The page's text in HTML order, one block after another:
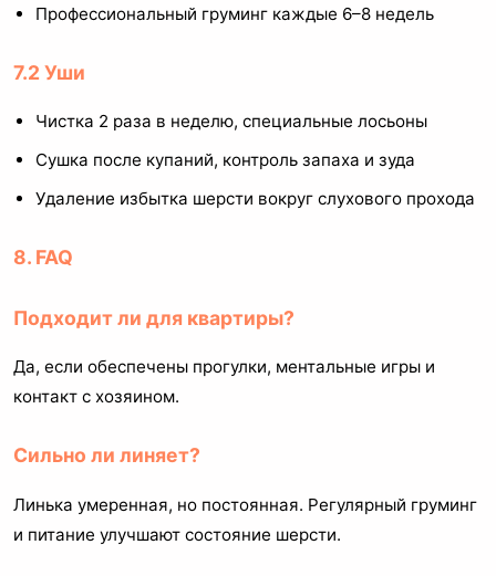
Профессиональный груминг каждые 6–8 недель
7.2 Уши
Чистка 2 раза в неделю, специальные лосьоны
Сушка после купаний, контроль запаха и зуда
Удаление избытка шерсти вокруг слухового прохода
8. FAQ
Подходит ли для квартиры?
Да, если обеспечены прогулки, ментальные игры и
контакт с хозяином.
Сильно ли линяет?
Линька умеренная, но постоянная. Регулярный груминг
и питание улучшают состояние шерсти.